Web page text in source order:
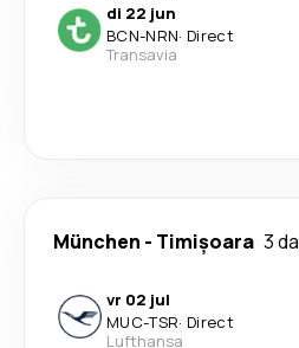
di 22 jun
BCN-NRN· Direct
Transavia
München - Timișoara 3
vr 02 jul
MUC-TSR· Direct
Lufthansa